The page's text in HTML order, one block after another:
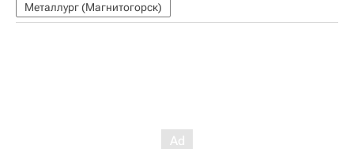
Металлург (Магнитогорск)